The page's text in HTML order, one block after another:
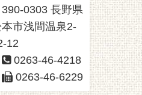
390-0303 長野県
市浅間温泉2-
12
0263-46-4218
0263-46-6229